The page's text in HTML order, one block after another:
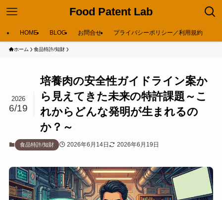
Food Patent Lab
HOME BLOG お問合せ プライバシーポリシー／利用規約
ホーム 食品特許/知財
培養肉の安全性ガイドライン案か
ら見えてきた未来の特許課題～こ
れからどんな発明が生まれるの
か？～
2026
6/19
食品特許/知財 2026年6月14日 2026年6月19日